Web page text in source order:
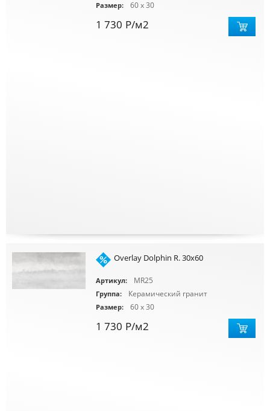
Размер: 60 x 30
1 730 Р/м2
Overlay Dolphin R. 30x60
Артикул: MR25
Группа: Керамический гранит
Размер: 60 x 30
1 730 Р/м2